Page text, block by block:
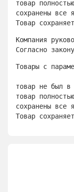
товар
сохранены все
Товар
Компания
Согласно
Товары с
товар не был в
товар
сохранены все
Товар